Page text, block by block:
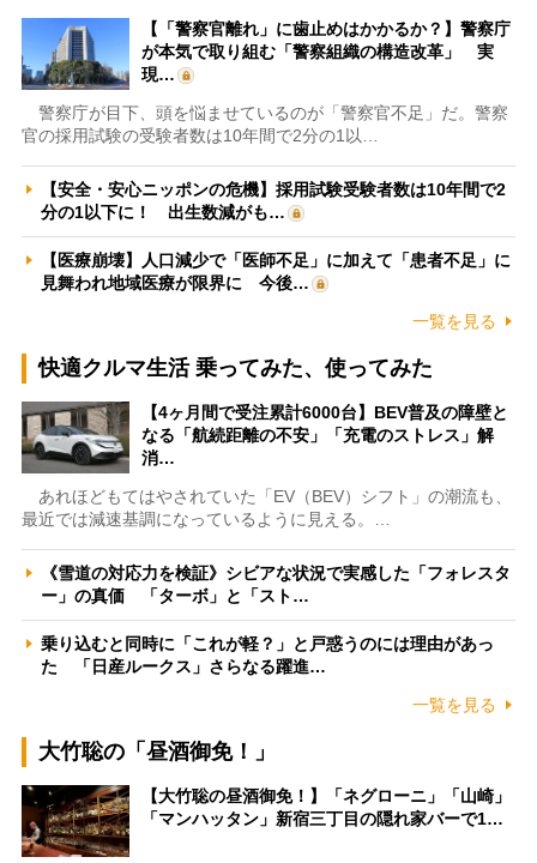
【「警察官離れ」に歯止めはかかるか？】警察庁
が本気で取り組む「警察組織の構造改革」 実
現…
警察庁が目下、頭を悩ませているのが「警察官不足」だ。警察
官の採用試験の受験者数は10年間で2分の1以…
【安全・安心ニッポンの危機】採用試験受験者数は10年間で2
分の1以下に！ 出生数減がも…
【医療崩壊】人口減少で「医師不足」に加えて「患者不足」に
見舞われ地域医療が限界に 今後…
一覧を見る
快適クルマ生活 乗ってみた、使ってみた
【4ヶ月間で受注累計6000台】BEV普及の障壁と
なる「航続距離の不安」「充電のストレス」解
消…
あれほどもてはやされていた「EV（BEV）シフト」の潮流も、
最近では減速基調になっているように見える。…
《雪道の対応力を検証》シビアな状況で実感した「フォレスタ
ー」の真価 「ターボ」と「スト…
乗り込むと同時に「これが軽？」と戸惑うのには理由があっ
た 「日産ルークス」さらなる躍進…
一覧を見る
大竹聡の「昼酒御免！」
【大竹聡の昼酒御免！】「ネグローニ」「山崎」
「マンハッタン」新宿三丁目の隠れ家バーで1…